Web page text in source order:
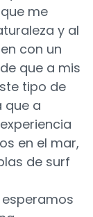
me
y al
con un
que a mis
tipo de
que a
en el mar,
de surf